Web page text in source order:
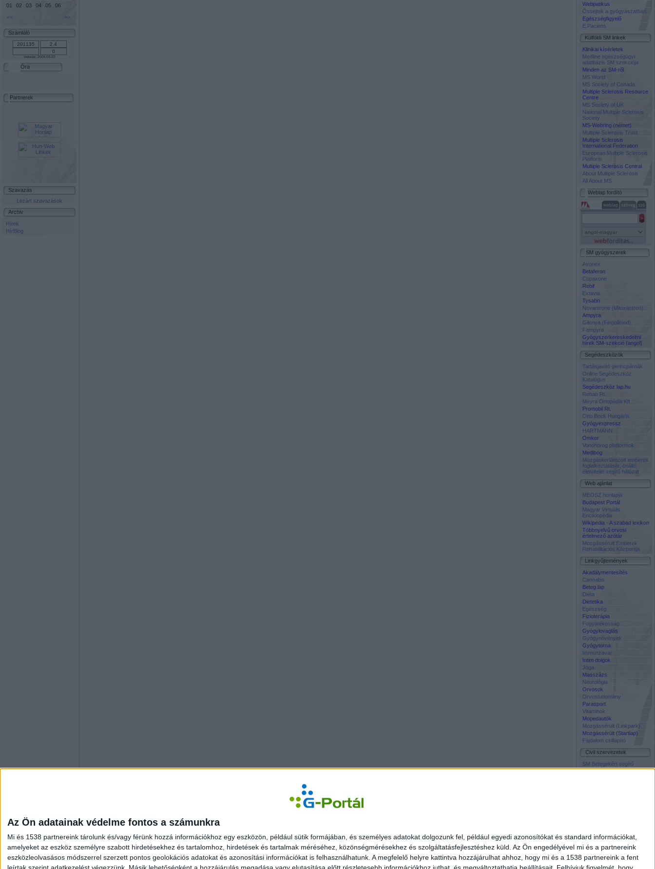
Az Ön adatainak védelme fontos a számunkra
Mi és 1538 partnereink tárolunk és/vagy férünk hozzá információkhoz egy eszközön, például sütik formájában, és személyes adatokat dolgozunk fel, például egyedi azonosítókat és standard információkat,
amelyeket az eszköz személyre szabott hirdetésekhez és tartalomhoz, hirdetések és tartalmak méréséhez, közönségmérésekhez és szolgáltatásfejlesztéshez küld. Az Ön engedélyével mi és a partnereink
eszközleolvasásos módszerrel szerzett pontos geolokációs adatokat és azonosítási információkat is felhasználhatunk. A megfelelő helyre kattintva hozzájárulhat ahhoz, hogy mi és a 1538 partnereink a fent
01 02 03 04 05
06
<<
>>
Számláló
Indulás: 2004-03-20
Óra
Partnerek
Szavazás
Lezárt szavazások
Archiv
Hírek
HírBlog
Webpatikus
Őssejtek a gyógyászatban
Egészségfigyelő
E.Paciens
Külföldi SM linkek
Klinikai kísérletek
Medline egészségügyi
adatbázis SM szekciója
Minden az SM-ről
MS World
MS Society of Canada
Multiple Sclerosis Resource
Centre
MS Society of UK
National Multiple Sclerosis
Society
MS-Webring (német)
Multiple Sclerosis Trust
Multiple Sclerosis
International Federation
European Multiple Sclerosis
Platform
Multiple Sclerosis Central
About Multiple Sclerosis
All About MS
Weblap fordító
SM gyógyszerek
Avonex
Betaferon
Copaxone
Rebif
Extavia
Tysabri
Novantrone (Mitoxantron)
Ampyra
Gilenya (Fingolimod)
Fampyra
Gyógyszerkereskedelmi
hírek SM-szekció (angol)
Segédeszközök
Tartásjavító gerincpárnák
Online Segédeszköz
Katalógus
Segédeszköz lap.hu
Rehab Rt.
Meyra Ortopédia Kft.
Promobil Rt.
Otto Bock Hungária
Gyógyexpressz
HARTMANN
Omker
Vonóhorog platformok
Medibog
Mozgáskorlátozott emberek
foglalkoztatását, önálló
életvitelét segítő hálózat
Web ajánlat
MEOSZ honlapja
Budapest Portál
Magyar Virtuális
Enciklopédia
Wikipedia - A szabad lexikon
Többnyelvű orvosi
értelmező azótár
Mozgássérült Emberek
Rehabilitációs Központja
Linkgyűjtemények
Akadálymentesítés
Cannabis
Beteg.lap
Diéta
Dietetika
Egészség
Fizioterápia
Fogyatékosság
Gyógylovaglás
Gyógynövények
Gyógytorna
Immunzavar
Intim dolgok
Jóga
Masszázs
Neurológia
Orvosok
Orvostudomány
Parasport
Vitaminok
Mopedautók
Mozgássérült (Linkpark)
Mozgássérült (Startlap)
Fájdalom csillapító
Civil szervezetek
SM Betegekért segítő
közösség Facebook oldala
Élet és Tudomány
Free TV
Interpress Magazin
National Geographic